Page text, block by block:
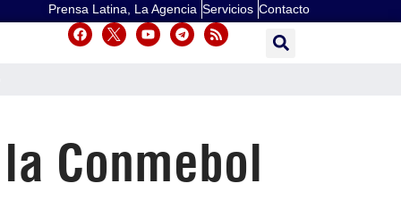
Prensa Latina, La Agencia Servicios Contacto
Conmebol